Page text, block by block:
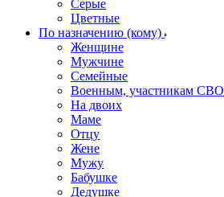
Серые
Цветные
По назначению (кому)
Женщине
Мужчине
Семейные
Военным, участникам СВО
На двоих
Маме
Отцу
Жене
Мужу
Бабушке
Дедушке